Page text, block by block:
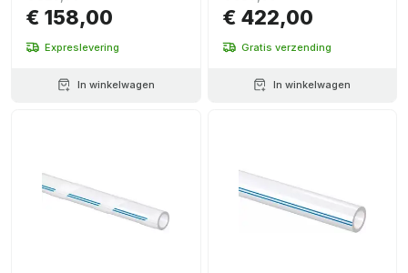
€ 158,00
Expreslevering
In winkelwagen
€ 422,00
Gratis verzending
In winkelwagen